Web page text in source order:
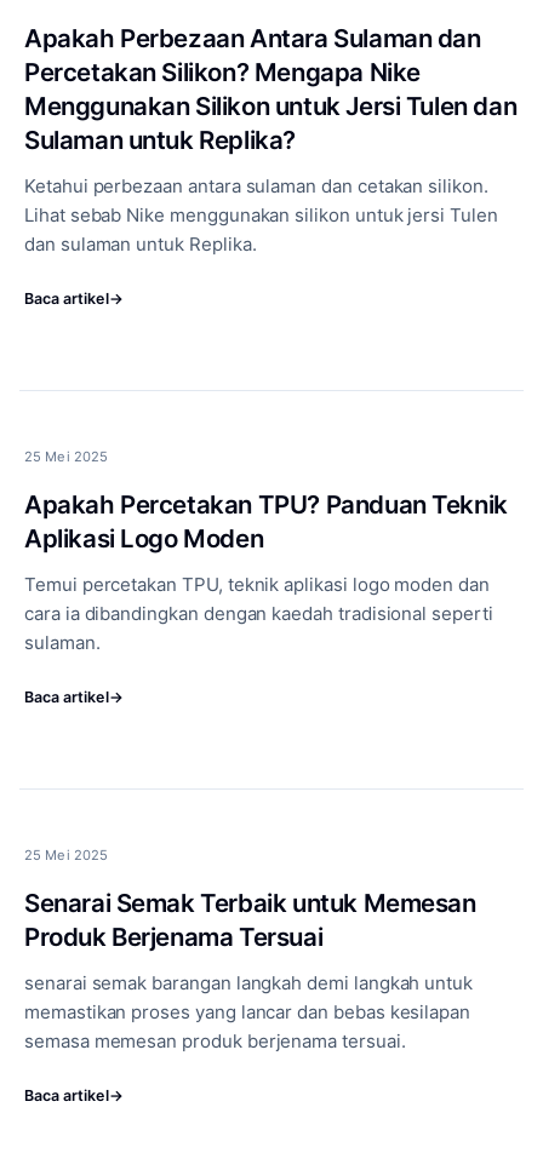
Apakah Perbezaan Antara Sulaman dan
Percetakan Silikon? Mengapa Nike
Menggunakan Silikon untuk Jersi Tulen dan
Sulaman untuk Replika?
Ketahui perbezaan antara sulaman dan cetakan silikon.
Lihat sebab Nike menggunakan silikon untuk jersi Tulen
dan sulaman untuk Replika.
Baca artikel→
25 Mei 2025
Apakah Percetakan TPU? Panduan Teknik
Aplikasi Logo Moden
Temui percetakan TPU, teknik aplikasi logo moden dan
cara ia dibandingkan dengan kaedah tradisional seperti
sulaman.
Baca artikel→
25 Mei 2025
Senarai Semak Terbaik untuk Memesan
Produk Berjenama Tersuai
senarai semak barangan langkah demi langkah untuk
memastikan proses yang lancar dan bebas kesilapan
semasa memesan produk berjenama tersuai.
Baca artikel→